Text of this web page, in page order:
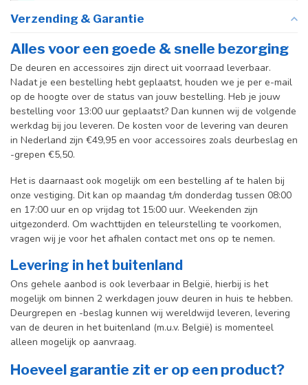
Verzending & Garantie
Alles voor een goede & snelle bezorging
De deuren en accessoires zijn direct uit voorraad leverbaar.
Nadat je een bestelling hebt geplaatst, houden we je per e-mail
op de hoogte over de status van jouw bestelling. Heb je jouw
bestelling voor 13:00 uur geplaatst? Dan kunnen wij de volgende
werkdag bij jou leveren. De kosten voor de levering van deuren
in Nederland zijn €49,95 en voor accessoires zoals deurbeslag en
-grepen €5,50.
Het is daarnaast ook mogelijk om een bestelling af te halen bij
onze vestiging. Dit kan op maandag t/m donderdag tussen 08:00
en 17:00 uur en op vrijdag tot 15:00 uur. Weekenden zijn
uitgezonderd. Om wachttijden en teleurstelling te voorkomen,
vragen wij je voor het afhalen contact met ons op te nemen.
Levering in het buitenland
Ons gehele aanbod is ook leverbaar in België, hierbij is het
mogelijk om binnen 2 werkdagen jouw deuren in huis te hebben.
Deurgrepen en -beslag kunnen wij wereldwijd leveren, levering
van de deuren in het buitenland (m.u.v. België) is momenteel
alleen mogelijk op aanvraag.
Hoeveel garantie zit er op een product?